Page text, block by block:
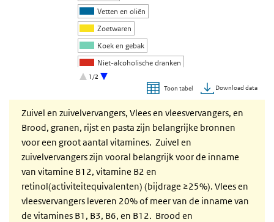
Vetten en oliën
Zoetwaren
Koek en gebak
Niet-alcoholische dranken
Alcoholische dranken
Sauzen en smaakmakers
Bouillon
Diversen
Hartige snacks
Voedingssupplementen
1/2
Toon tabel Download data
Zuivel en zuivelvervangers, Vlees en vleesvervangers, en
Brood, granen, rijst en pasta zijn belangrijke bronnen
voor een groot aantal vitamines. Zuivel en
zuivelvervangers zijn vooral belangrijk voor de inname
van vitamine B12, vitamine B2 en
retinol(activiteitequivalenten) (bijdrage ≥25%). Vlees en
vleesvervangers leveren 20% of meer van de inname van
de vitamines B1, B3, B6, en B12. Brood en